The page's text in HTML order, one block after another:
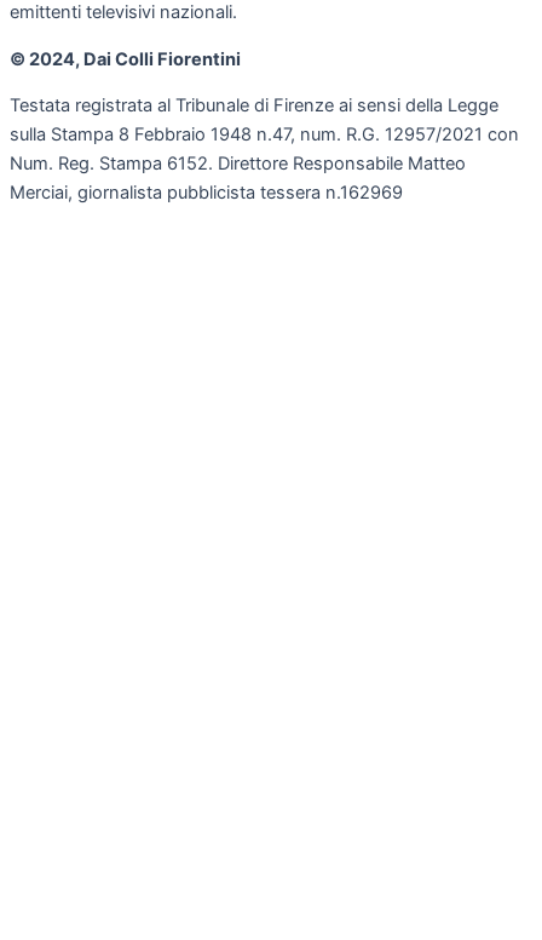
emittenti televisivi nazionali.
© 2024, Dai Colli Fiorentini
Testata registrata al Tribunale di Firenze ai sensi della Legge
sulla Stampa 8 Febbraio 1948 n.47, num. R.G. 12957/2021 con
Num. Reg. Stampa 6152. Direttore Responsabile Matteo
Merciai, giornalista pubblicista tessera n.162969